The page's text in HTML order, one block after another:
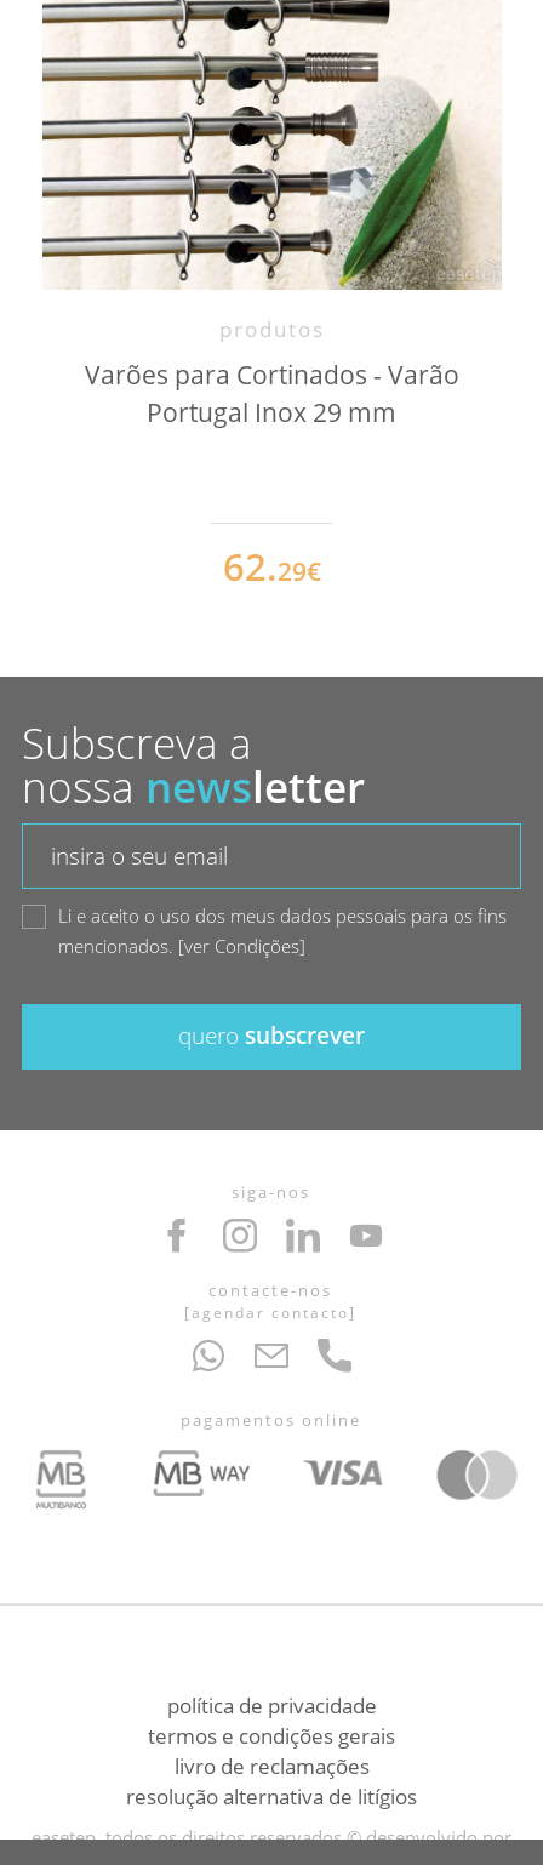
produtos
Varões para Cortinados - Varão
Portugal Inox 29 mm
62.29€
Subscreva a
nossa newsletter
Li e aceito o uso dos meus dados pessoais para os fins
mencionados. [ver Condições]
quero subscrever
siga-nos
contacte-nos
[agendar contacto]
pagamentos online
política de privacidade
termos e condições gerais
livro de reclamações
resolução alternativa de litígios
easetep, todos os direitos reservados © desenvolvido por